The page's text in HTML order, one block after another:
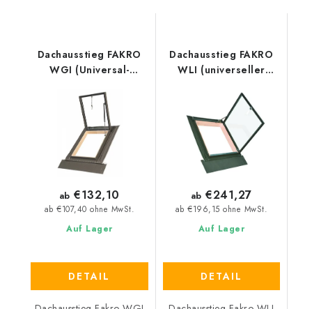
Dachausstieg FAKRO
WGI (Universal-
Auf Lager
ab €107,40 ohne MwSt.
ab €132,10
DETAIL
Dachausstieg FAKRO
WLI (universeller
Auf Lager
ab €196,15 ohne MwSt.
ab €241,27
DETAIL